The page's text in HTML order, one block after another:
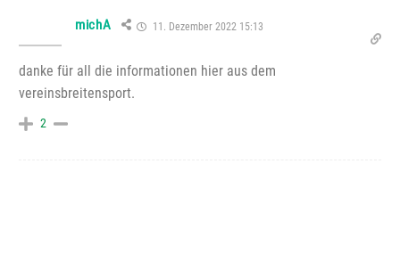
michA 11. Dezember 2022 15:13
danke für all die informationen hier aus dem
vereinsbreitensport.
2